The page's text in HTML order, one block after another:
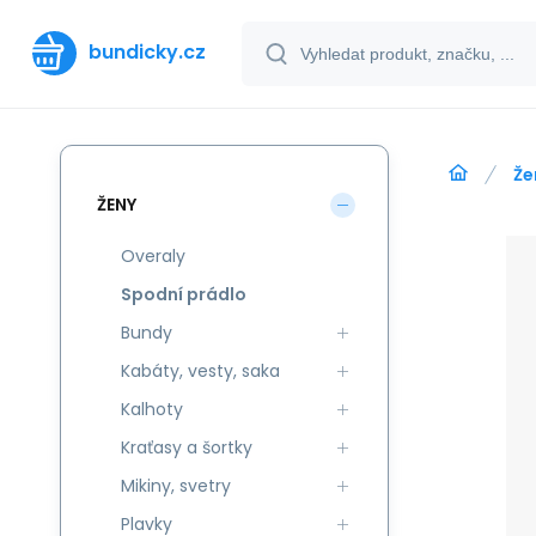
bundicky.cz
ŽENY
Overaly
Spodní prádlo
Bundy
Kabáty, vesty, saka
Kalhoty
Kraťasy a šortky
Mikiny, svetry
Plavky